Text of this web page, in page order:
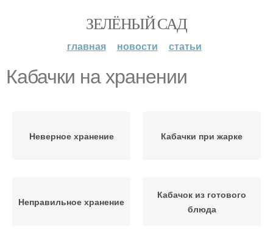
ЗЕЛЁНЫЙ САД
главная новости статьи
Кабачки на хранении
Неверное хранение Кабачки при жарке
Неправильное хранение
Кабачок из готового
блюда